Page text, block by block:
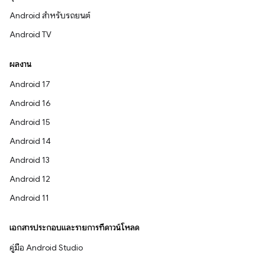
Android สำหรับรถยนต์
Android TV
ผลงาน
Android 17
Android 16
Android 15
Android 14
Android 13
Android 12
Android 11
เอกสารประกอบและรายการที่ดาวน์โหลด
คู่มือ Android Studio